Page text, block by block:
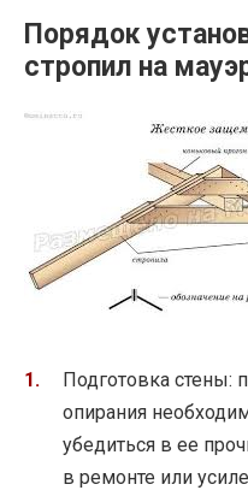
Порядок
стропил на
Подготовка стены:
опирания
убедиться в ее
в ремонте или